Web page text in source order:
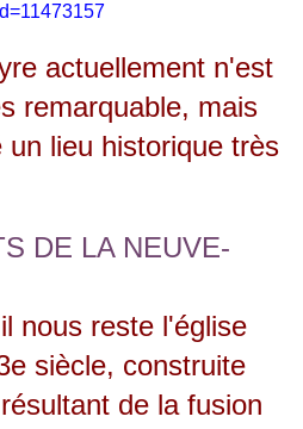
actuellement n'est
remarquable, mais
lieu historique très
reste l'église
siècle, construite
de la fusion